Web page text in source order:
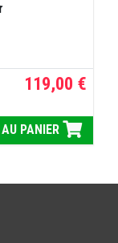
119,00 €
PANIER